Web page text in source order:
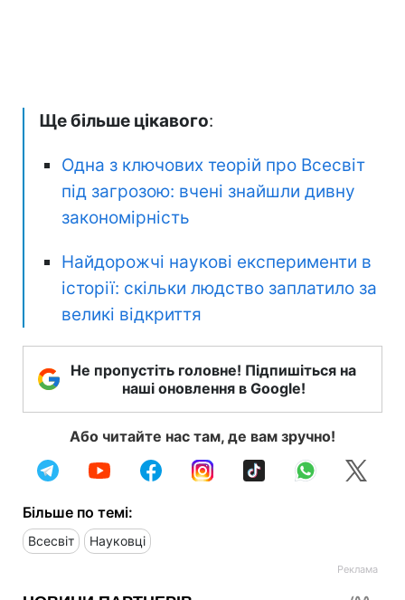
Ще більше цікавого:
Одна з ключових теорій про Всесвіт
під загрозою: вчені знайшли дивну
закономірність
Найдорожчі наукові експерименти в
історії: скільки людство заплатило за
великі відкриття
Не пропустіть головне! Підпишіться на
наші оновлення в Google!
Або читайте нас там, де вам зручно!
Більше по темі:
Всесвіт Науковці